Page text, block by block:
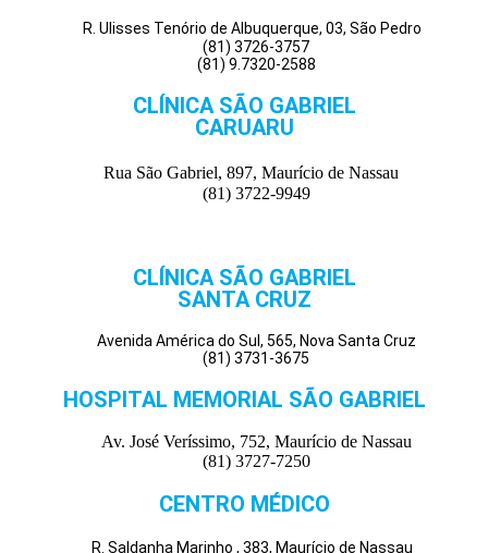
R. Ulisses Tenório de Albuquerque, 03, São Pedro
(81) 3726-3757
(81) 9.7320-2588
CLÍNICA SÃO GABRIEL
CARUARU
Rua São Gabriel, 897, Maurício de Nassau
(81) 3722-9949
CLÍNICA SÃO GABRIEL
SANTA CRUZ
Avenida América do Sul, 565, Nova Santa Cruz
(81) 3731-3675
HOSPITAL MEMORIAL SÃO GABRIEL
Av. José Veríssimo, 752, Maurício de Nassau
(81) 3727-7250
CENTRO MÉDICO
R. Saldanha Marinho , 383, Maurício de Nassau